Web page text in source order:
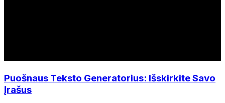
Puošnaus Teksto Generatorius: Išskirkite Savo
Įrašus